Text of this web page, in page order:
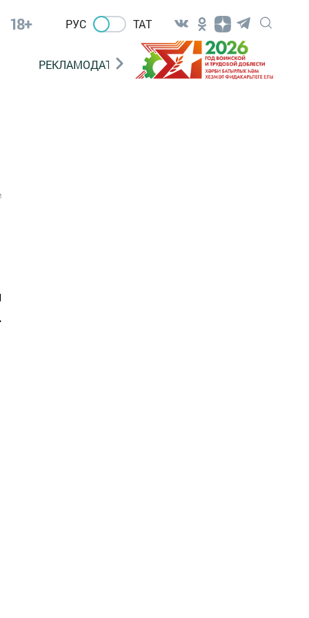
18+ РУС ТАТ
РЕКЛАМОДАТЕЛЯМ
1